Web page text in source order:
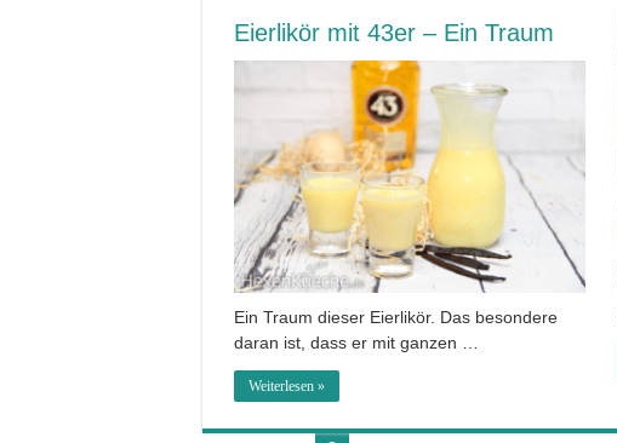
Eierlikör mit 43er – Ein Traum
Ein Traum dieser Eierlikör. Das besondere
daran ist, dass er mit ganzen …
Weiterlesen »